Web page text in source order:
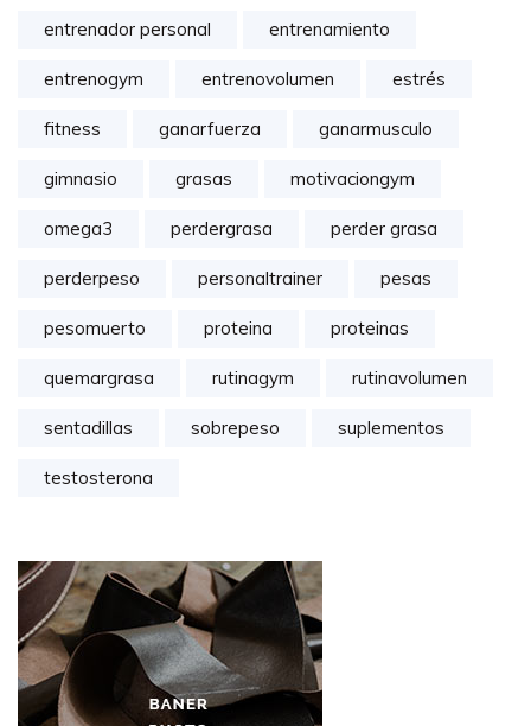
entrenador personal entrenamiento
entrenogym entrenovolumen estrés
fitness ganarfuerza ganarmusculo
gimnasio grasas motivaciongym
omega3 perdergrasa perder grasa
perderpeso personaltrainer pesas
pesomuerto proteina proteinas
quemargrasa rutinagym rutinavolumen
sentadillas sobrepeso suplementos
testosterona